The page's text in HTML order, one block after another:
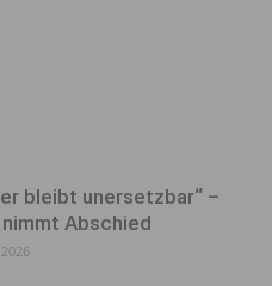
bleibt unersetzbar“ –
Abschied